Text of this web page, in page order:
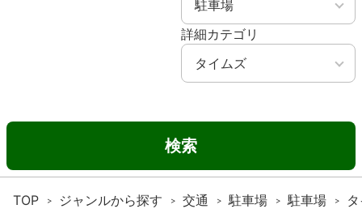
詳細カテゴリ
検索
TOP ジャンルから探す 交通 駐車場 駐車場